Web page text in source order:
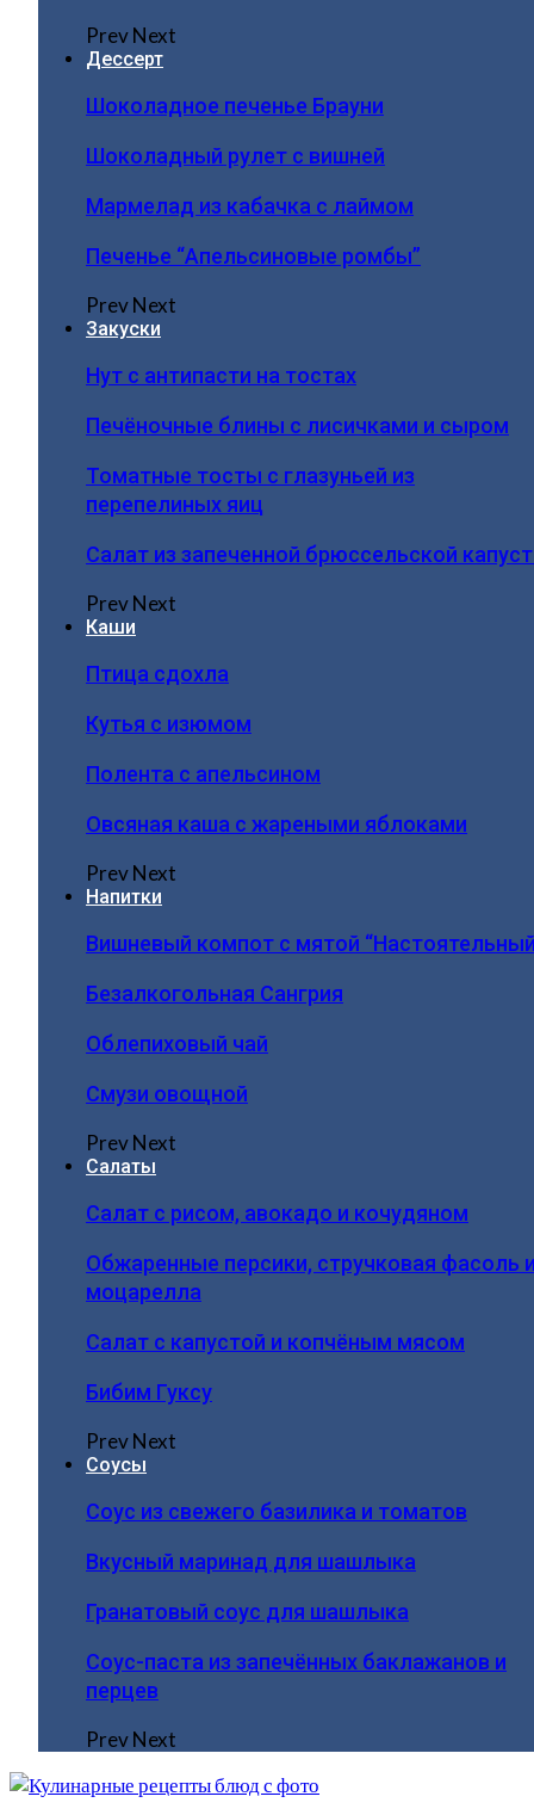
PrevNext
Дессерт
Шоколадное печенье Брауни
Шоколадный рулет с вишней
Мармелад из кабачка с лаймом
Печенье “Апельсиновые ромбы”
PrevNext
Закуски
Нут с антипасти на тостах
Печёночные блины с лисичками и сыром
Томатные тосты с глазуньей из
перепелиных яиц
Салат из запеченной брюссельской
PrevNext
Каши
Птица сдохла
Кутья с изюмом
Полента с апельсином
Овсяная каша с жареными яблоками
PrevNext
Напитки
Вишневый компот с мятой
Безалкогольная Сангрия
Облепиховый чай
Смузи овощной
PrevNext
Салаты
Салат с рисом, авокадо и кочудяном
Обжаренные персики, стручковая фасоль
моцарелла
Салат с капустой и копчёным мясом
Бибим Гуксу
PrevNext
Соусы
Соус из свежего базилика и томатов
Вкусный маринад для шашлыка
Гранатовый соус для шашлыка
Соус-паста из запечённых баклажанов и
перцев
PrevNext